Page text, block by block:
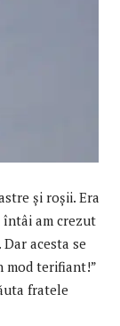
şi roşii. Era
întâi am crezut
acesta se
mod terifiant!”
fratele